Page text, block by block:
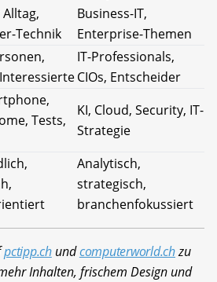
Technik
Business-IT,
Enterprise-Themen
IT-Professionals,
CIOs, Entscheider
Tests,
KI, Cloud, Security, IT-
Strategie
Analytisch,
strategisch,
branchenfokussiert
pctipp.chundcomputerworld.chzu
Inhalten, frischem Design und